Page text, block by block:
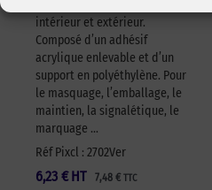
intérieur et extérieur.
Composé d’un adhésif
acrylique enlevable et d’un
support en polyéthylène. Pour
le masquage, l’emballage, le
maintien, la signalétique, le
marquage …
Réf Pixcl : 2702Ver
6,23 € 7,48 € TTC
HT